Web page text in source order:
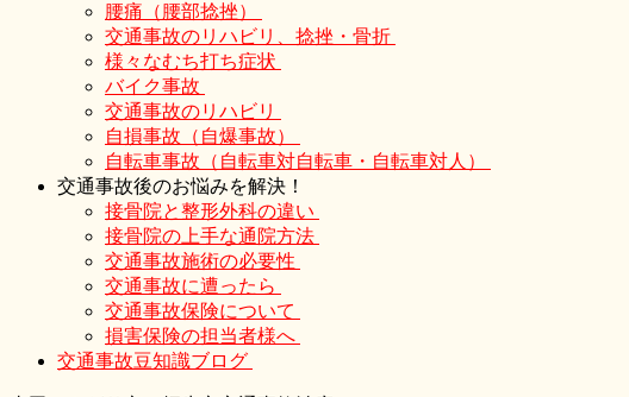
腰痛（腰部捻挫）
交通事故のリハビリ、捻挫・骨折
様々なむち打ち症状
バイク事故
交通事故のリハビリ
自損事故（自爆事故）
自転車事故（自転車対自転車・自転車対人）
交通事故後のお悩みを解決！
接骨院と整形外科の違い
接骨院の上手な通院方法
交通事故施術の必要性
交通事故に遭ったら
交通事故保険について
損害保険の担当者様へ
交通事故豆知識ブログ